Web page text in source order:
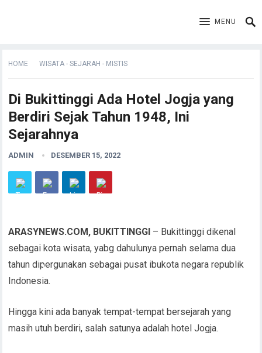
MENU
HOME WISATA - SEJARAH - MISTIS
Di Bukittinggi Ada Hotel Jogja yang
Berdiri Sejak Tahun 1948, Ini
Sejarahnya
ADMIN DESEMBER 15, 2022
ARASYNEWS.COM, BUKITTINGGI – Bukittinggi dikenal
sebagai kota wisata, yabg dahulunya pernah selama dua
tahun dipergunakan sebagai pusat ibukota negara republik
Indonesia.
Hingga kini ada banyak tempat-tempat bersejarah yang
masih utuh berdiri, salah satunya adalah hotel Jogja.